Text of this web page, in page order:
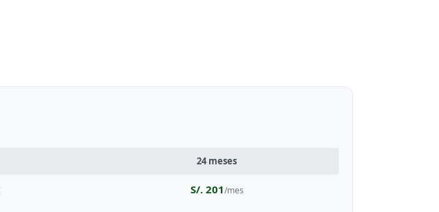
24 meses
S/. 201/mes